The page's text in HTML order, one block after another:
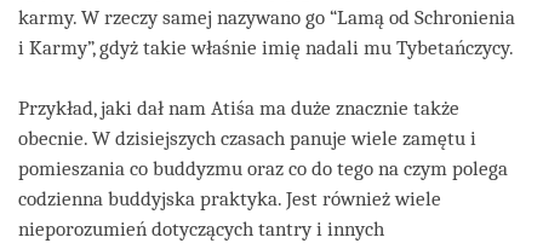
karmy. W rzeczy samej nazywano go “Lamą od Schronienia
i Karmy”, gdyż takie właśnie imię nadali mu Tybetańczycy.
Przykład, jaki dał nam Atiśa ma duże znacznie także
obecnie. W dzisiejszych czasach panuje wiele zamętu i
pomieszania co buddyzmu oraz co do tego na czym polega
codzienna buddyjska praktyka. Jest również wiele
nieporozumień dotyczących tantry i innych